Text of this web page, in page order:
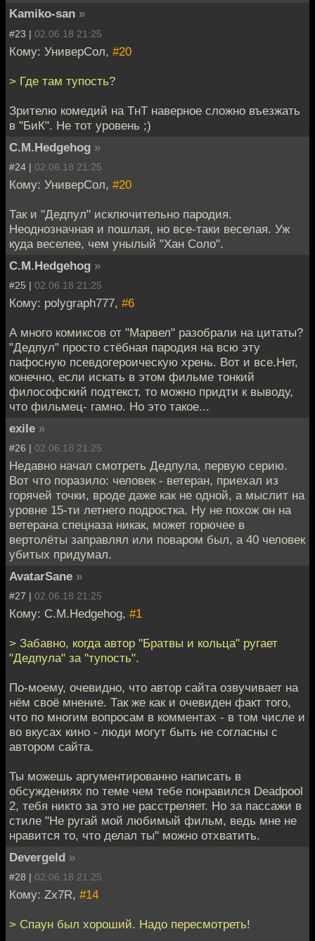
Kamiko-san »
#23 | 02.06.18 21:25
Кому: УниверСол, #20
> Где там тупость?
Зрителю комедий на ТнТ наверное сложно въезжать
в "БиК". Не тот уровень ;)
C.M.Hedgehog »
#24 | 02.06.18 21:25
Кому: УниверСол, #20
Так и "Дедпул" исключительно пародия.
Неоднозначная и пошлая, но все-таки веселая. Уж
куда веселее, чем унылый "Хан Соло".
C.M.Hedgehog »
#25 | 02.06.18 21:25
Кому: polygraph777, #6
А много комиксов от "Марвел" разобрали на цитаты?
"Дедпул" просто стёбная пародия на всю эту
пафосную псевдогероическую хрень. Вот и все.Нет,
конечно, если искать в этом фильме тонкий
философский подтекст, то можно придти к выводу,
что фильмец- гамно. Но это такое...
exile »
#26 | 02.06.18 21:25
Недавно начал смотреть Дедпула, первую серию.
Вот что поразило: человек - ветеран, приехал из
горячей точки, вроде даже как не одной, а мыслит на
уровне 15-ти летнего подростка. Ну не похож он на
ветерана спецназа никак, может горючее в
вертолёты заправлял или поваром был, а 40 человек
убитых придумал.
AvatarSane »
#27 | 02.06.18 21:25
Кому: C.M.Hedgehog, #1
> Забавно, когда автор "Братвы и кольца" ругает
"Дедпула" за "тупость".
По-моему, очевидно, что автор сайта озвучивает на
нём своё мнение. Так же как и очевиден факт того,
что по многим вопросам в комментах - в том числе и
во вкусах кино - люди могут быть не согласны с
автором сайта.
Ты можешь аргументированно написать в
обсуждениях по теме чем тебе понравился Deadpool
2, тебя никто за это не расстреляет. Но за пассажи в
стиле "Не ругай мой любимый фильм, ведь мне не
нравится то, что делал ты" можно отхватить.
Devergeld »
#28 | 02.06.18 21:25
Кому: Zx7R, #14
> Спаун был хороший. Надо пересмотреть!